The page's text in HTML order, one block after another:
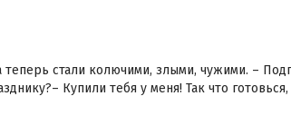
стали колючими, злыми, чужими. –
Купили тебя у меня! Так что